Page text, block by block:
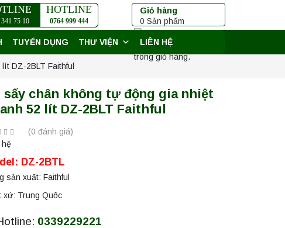
Giỏ hàng
0 Sản phẩm
Chưa có sản phẩm
trong giỏ hàng.
75 10
HOTLINE
0764 999 444
TUYỂN DỤNG THƯ VIỆN LIÊN HỆ
DZ-2BLT Faithful
sấy chân không tự động gia nhiệt
52 lít DZ-2BLT Faithful
(0 đánh giá)
hệ
DZ-2BTL
sản xuất: Faithful
xứ: Trung Quốc
0339229221